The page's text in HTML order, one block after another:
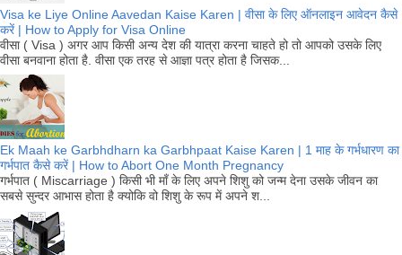
Visa ke Liye Online Aavedan Kaise Karen | वीसा के लिए ऑनलाइन आवेदन कैसे
करें | How to Apply for Visa Online
वीसा ( Visa ) अगर आप किसी अन्य देश की यात्रा करना चाहते हो तो आपको उसके लिए
वीसा बनवाना होता है. वीसा एक तरह से आज्ञा पत्र होता है जिसक...
Ek Maah ke Garbhdharn ka Garbhpaat Kaise Karen | 1 माह के गर्भधारण का
गर्भपात कैसे करें | How to Abort One Month Pregnancy
गर्भपात ( Miscarriage ) किसी भी माँ के लिए अपने शिशु को जन्म देना उसके जीवन का
सबसे सुन्दर आभास होता है क्योकि वो शिशु के रूप में अपने श...